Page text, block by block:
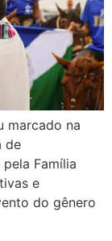
marcado na
de
Família
e
do gênero